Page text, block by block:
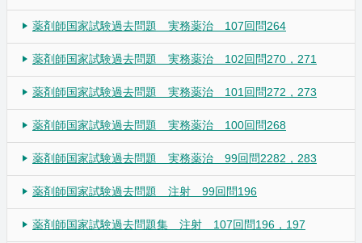
薬剤師国家試験過去問題 実務薬治 107回問264
薬剤師国家試験過去問題 実務薬治 102回問270，271
薬剤師国家試験過去問題 実務薬治 101回問272，273
薬剤師国家試験過去問題 実務薬治 100回問268
薬剤師国家試験過去問題 実務薬治 99回問2282，283
薬剤師国家試験過去問題 注射 99回問196
薬剤師国家試験過去問題集 注射 107回問196，197